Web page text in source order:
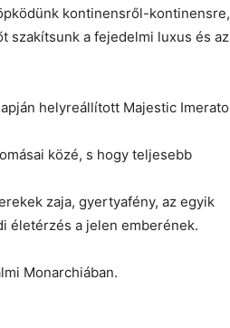
kontinensről-kontinensre,
szakítsunk a fejedelmi luxus és az
közé, s hogy teljesebb
zaja, gyertyafény, az egyik
életérzés a jelen emberének.
Monarchiában.